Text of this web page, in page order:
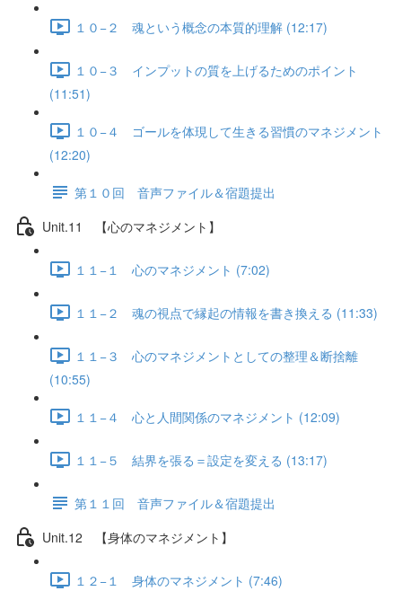
１０−２ 魂という概念の本質的理解 (12:17)
１０−３ インプットの質を上げるためのポイント
(11:51)
１０−４ ゴールを体現して生きる習慣のマネジメント
(12:20)
第１０回 音声ファイル＆宿題提出
Unit.11 【心のマネジメント】
１１−１ 心のマネジメント (7:02)
１１−２ 魂の視点で縁起の情報を書き換える (11:33)
１１−３ 心のマネジメントとしての整理＆断捨離
(10:55)
１１−４ 心と人間関係のマネジメント (12:09)
１１−５ 結界を張る＝設定を変える (13:17)
第１１回 音声ファイル＆宿題提出
Unit.12 【身体のマネジメント】
１２−１ 身体のマネジメント (7:46)